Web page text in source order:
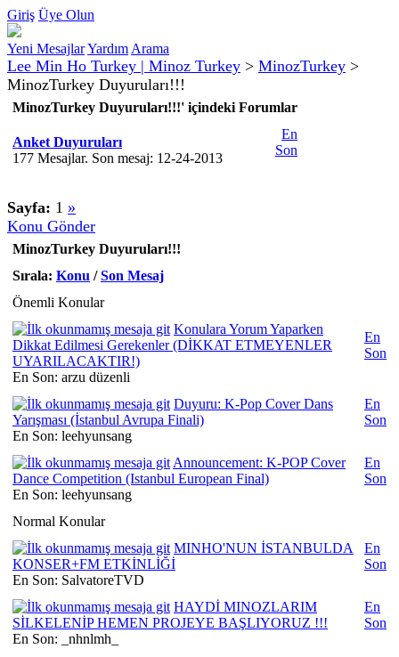
Giriş Üye Olun
Yeni MesajlarYardım Arama
Lee Min Ho Turkey | Minoz Turkey > MinozTurkey >
MinozTurkey Duyuruları!!!
MinozTurkey Duyuruları!!!' içindeki Forumlar
Anket Duyuruları
177 Mesajlar. Son mesaj: 12-24-2013
En
Son
Sayfa: 1 »
Konu Gönder
MinozTurkey Duyuruları!!!
Sırala: Konu /Son Mesaj
Önemli Konular
Konulara Yorum Yaparken
Dikkat Edilmesi Gerekenler (DİKKAT ETMEYENLER
UYARILACAKTIR!)
En Son: arzu düzenli
En
Son
Duyuru: K-Pop Cover Dans
Yarışması (İstanbul Avrupa Finali)
En Son: leehyunsang
En
Son
Announcement: K-POP Cover
Dance Competition (Istanbul European Final)
En Son: leehyunsang
En
Son
Normal Konular
MINHO'NUN İSTANBULDA
KONSER+FM ETKİNLİĞİ
En Son: SalvatoreTVD
En
Son
HAYDİ MINOZLARIM
SİLKELENİP HEMEN PROJEYE BAŞLIYORUZ !!!
En Son: _nhnlmh_
En
Son